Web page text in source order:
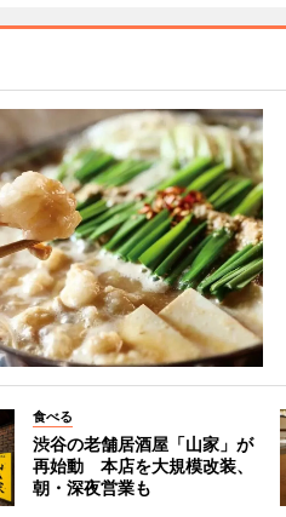
食べる
渋谷の老舗居酒屋「山家」が
再始動 本店を大規模改装、
朝・深夜営業も